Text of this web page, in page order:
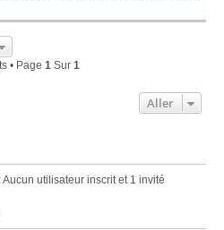
• Page 1Sur 1
Aller
utilisateur inscrit et 1 invité